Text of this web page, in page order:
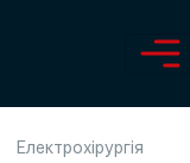
Електрохірургія